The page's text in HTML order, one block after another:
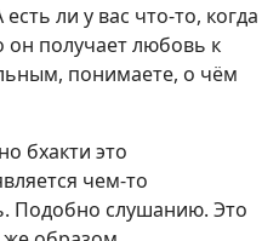
ли у вас что-то, когда
он получает любовь к
понимаете, о чём
бхакти это
чем-то
Подобно слушанию. Это